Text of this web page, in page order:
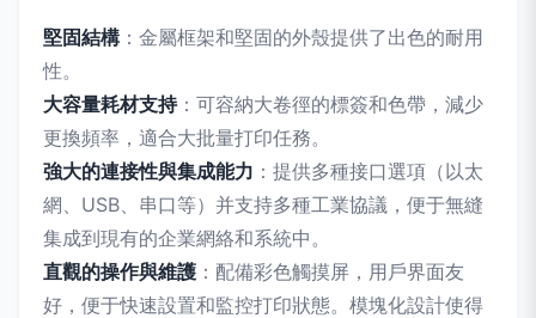
堅固結構 ：金屬框架和堅固的外殼提供了出色的耐用
性。
大容量耗材支持：可容納大卷徑的標簽和色帶，減少
更換頻率，適合大批量打印任務。
強大的連接性與集成能力 ：提供多種接口選項（以太
網、USB、串口等）并支持多種工業協議，便于無縫
集成到現有的企業網絡和系統中。
直觀的操作與維護 ：配備彩色觸摸屏，用戶界面友
好，便于快速設置和監控打印狀態。模塊化設計使得